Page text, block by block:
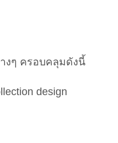
งๆ ครอบคลุมดังนี้
design